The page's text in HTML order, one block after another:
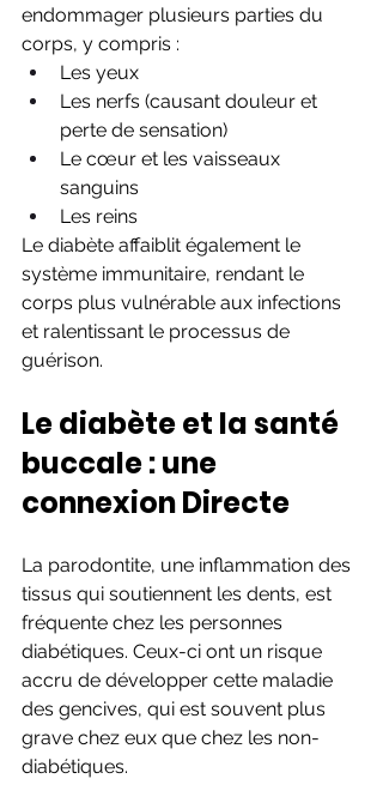
endommager plusieurs parties du
corps, y compris :
Les yeux
Les nerfs (causant douleur et
perte de sensation)
Le cœur et les vaisseaux
sanguins
Les reins
Le diabète affaiblit également le
système immunitaire, rendant le
corps plus vulnérable aux infections
et ralentissant le processus de
guérison.
Le diabète et la santé
buccale : une
connexion Directe
La parodontite, une inflammation des
tissus qui soutiennent les dents, est
fréquente chez les personnes
diabétiques. Ceux-ci ont un risque
accru de développer cette maladie
des gencives, qui est souvent plus
grave chez eux que chez les non-
diabétiques.